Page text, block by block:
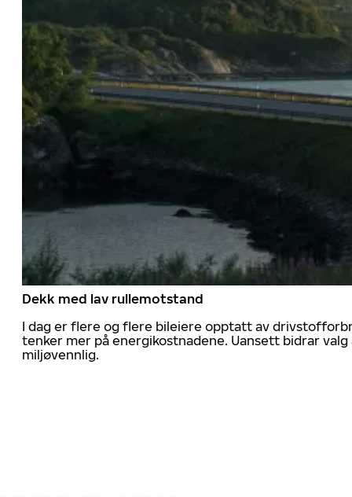
Dekk med lav rullemotstand
I dag er flere og flere bileiere opptatt av
tenker mer på energikostnadene. Uansett bidrar
miljøvennlig.